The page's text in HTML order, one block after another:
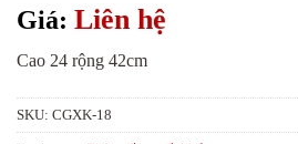
Giá: Liên hệ
Cao 24 rộng 42cm
SKU: CGXK-18